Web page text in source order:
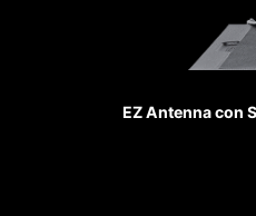
Ventilador
EZ Antenna con